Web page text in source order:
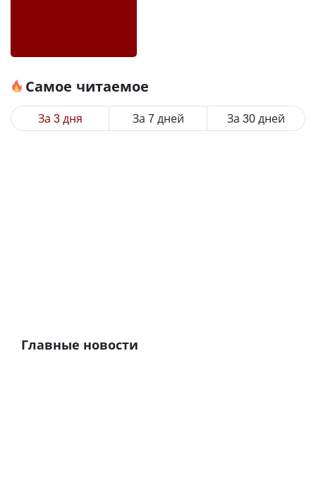
Самое читаемое
За 3 дня За 7 дней За 30 дней
Главные новости